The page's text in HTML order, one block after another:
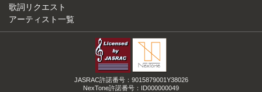
歌詞リクエスト
アーティスト一覧
JASRAC許諾番号：9015879001Y38026
NexTone許諾番号：ID000000049